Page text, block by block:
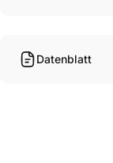
Datenblatt